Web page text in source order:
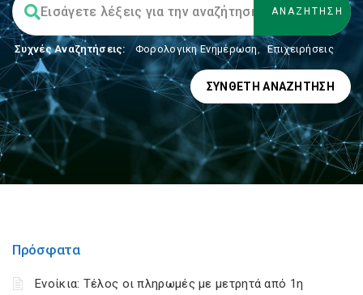
Συχνές Αναζητήσεις: Φορολογικη Ενημέρωση, Επιχειρήσεις
ΣΎΝΘΕΤΗ ΑΝΑΖΉΤΗΣΗ
Πρόσφατα
Ενοίκια: Τέλος οι πληρωμές με μετρητά από 1η